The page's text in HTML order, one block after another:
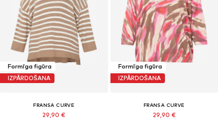
Formīga figūra
IZPĀRDOŠANA
FRANSA CURVE
29,90 €
Formīga figūra
IZPĀRDOŠANA
FRANSA CURVE
29,90 €